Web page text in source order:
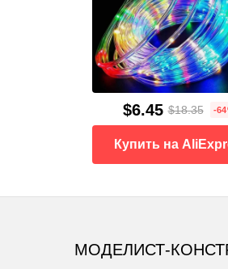
$6.45 $18.35 -
Купить на
МОДЕЛИСТ-